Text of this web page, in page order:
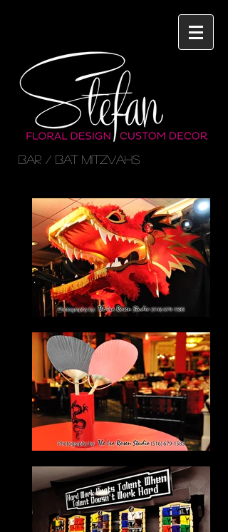
BAR / BAT MITZVAHS